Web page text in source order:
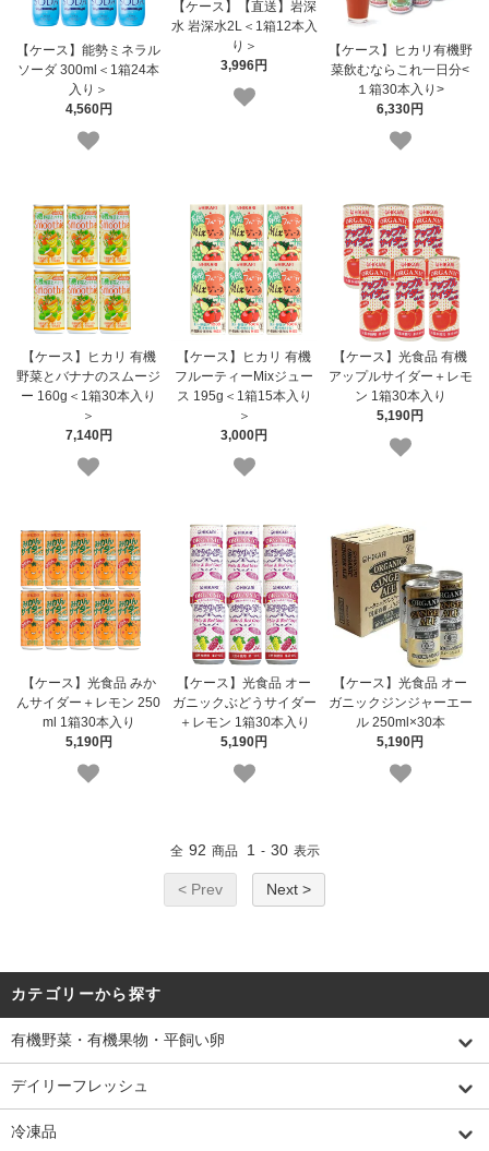
【ケース】能勢ミネラル
ソーダ 300ml＜1箱24本
入り＞
4,560円
【ケース】【直送】岩深
水 岩深水2L＜1箱12本入
り＞
3,996円
【ケース】ヒカリ有機野
菜飲むならこれ一日分<
１箱30本入り>
6,330円
【ケース】ヒカリ 有機
野菜とバナナのスムージ
ー 160g＜1箱30本入り
＞
7,140円
【ケース】ヒカリ 有機
フルーティーMixジュー
ス 195g＜1箱15本入り
＞
3,000円
【ケース】光食品 有機
アップルサイダー＋レモ
ン 1箱30本入り
5,190円
【ケース】光食品 みか
んサイダー＋レモン 250
ml 1箱30本入り
5,190円
【ケース】光食品 オー
ガニックぶどうサイダー
＋レモン 1箱30本入り
5,190円
【ケース】光食品 オー
ガニックジンジャーエー
ル 250ml×30本
5,190円
全 92 商品 1 - 30 表示
< Prev Next >
カテゴリーから探す
有機野菜・有機果物・平飼い卵
デイリーフレッシュ
冷凍品